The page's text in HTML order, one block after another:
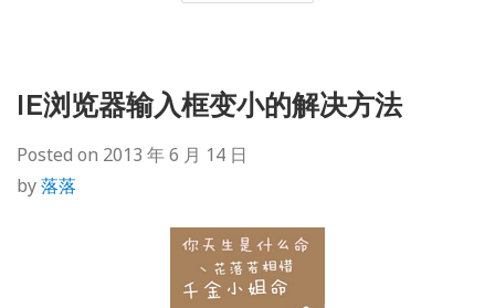
IE浏览器输入框变小的解决方法
Posted on 2013 年 6 月 14 日
by落落